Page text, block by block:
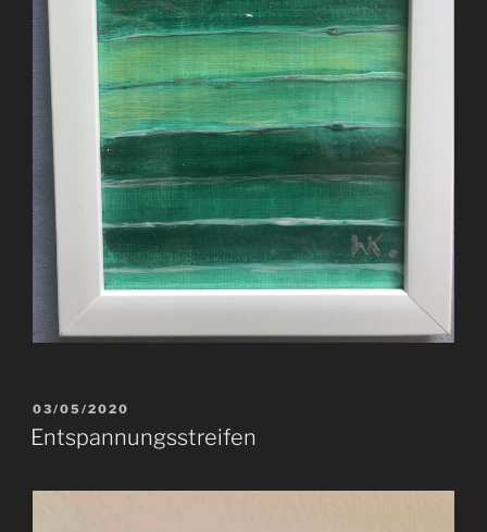
VERÖFFENTLICHT
AM
03/05/2020
Entspannungsstreifen